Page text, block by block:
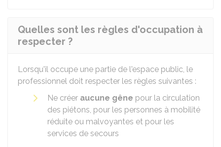
Quelles sont les règles d'occupation à
respecter ?
Lorsqu'il occupe une partie de l'espace public, le
professionnel doit respecter les règles suivantes :
Ne créer aucune gêne pour la circulation
des piétons, pour les personnes à mobilité
réduite ou malvoyantes et pour les
services de secours